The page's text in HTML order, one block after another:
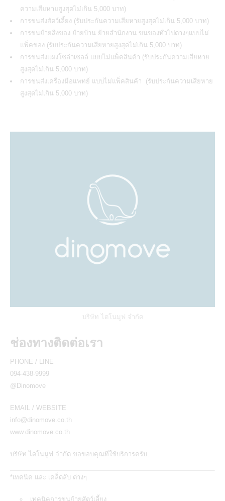
ความเสียหายสูงสุดไม่เกิน 5,000 บาท)
การขนส่งสัตว์เลี้ยง (รับประกันความเสียหายสูงสุดไม่เกิน 5,000 บาท)
การขนย้าย สิ่งของ ย้ายบ้าน ย้ายสำนักงาน ขนของทั่วไปต่างๆแบบไม่
แพ็คของ (รับประกันความเสียหายสูงสุดไม่เกิน 5,000 บาท)
การขนส่งแผงโซล่าเซลล์ แบบไม่แพ็คสินค้า (รับประกันความเสียหาย
สูงสุดไม่เกิน 5,000 บาท)
การขนส่งเครื่องมือแพทย์ แบบไม่แพ็คสินค้า (รับประกันความเสียหาย
สูงสุดไม่เกิน 5,000 บาท)
บริษัท ไดโนมูฟ จำกัด
ช่องทางติดต่อเรา
PHONE / LINE
094-438-9999
@Dinomove
EMAIL / WEBSITE
info@dinomove.co.th
www.dinomove.co.th
บริษัท ไดโนมูฟ จำกัด ขอขอบคุณที่ใช้บริการครับ.
*เทคนิค และ เคล็ดลับ ต่างๆ
เทคนิคการขนย้ายสัตว์เลี้ยง